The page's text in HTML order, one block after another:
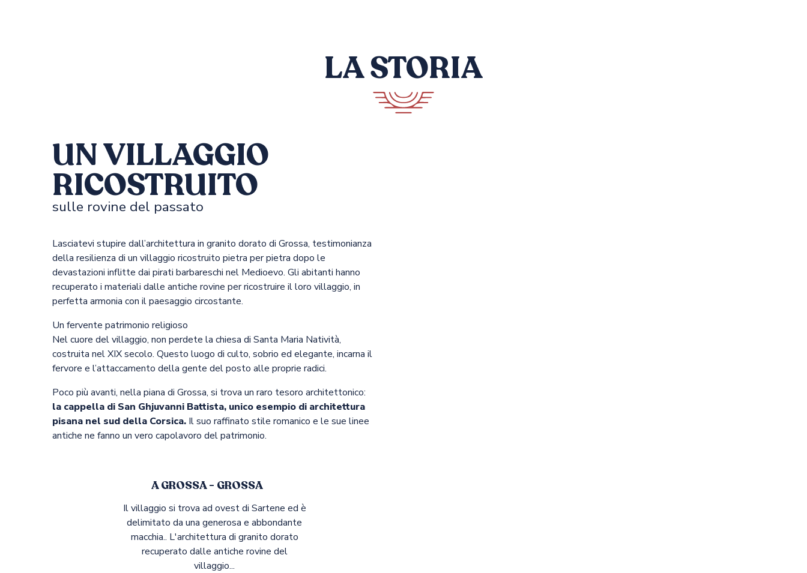
LA STORIA
UN VILLAGGIO
RICOSTRUITO
sulle rovine del passato
Lasciatevi stupire dall’architettura in granito dorato di Grossa, testimonianza
della resilienza di un villaggio ricostruito pietra per pietra dopo le
devastazioni inflitte dai pirati barbareschi nel Medioevo. Gli abitanti hanno
recuperato i materiali dalle antiche rovine per ricostruire il loro villaggio, in
perfetta armonia con il paesaggio circostante.
Un fervente patrimonio religioso
Nel cuore del villaggio, non perdete la chiesa di Santa Maria Natività,
costruita nel XIX secolo. Questo luogo di culto, sobrio ed elegante, incarna il
fervore e l’attaccamento della gente del posto alle proprie radici.
Poco più avanti, nella piana di Grossa, si trova un raro tesoro architettonico:
la cappella di San Ghjuvanni Battista, unico esempio di architettura
pisana nel sud della Corsica. Il suo raffinato stile romanico e le sue linee
antiche ne fanno un vero capolavoro del patrimonio.
A GROSSA - GROSSA
Il villaggio si trova ad ovest di Sartene ed è
delimitato da una generosa e abbondante
macchia.. L'architettura di granito dorato
recuperato dalle antiche rovine del
villaggio...